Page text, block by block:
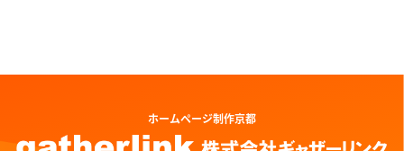
ホームページ制作京都